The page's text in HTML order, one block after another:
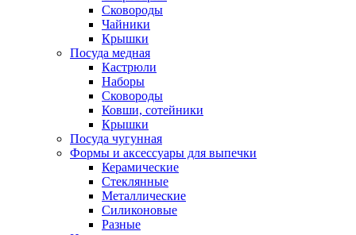
Сковороды
Чайники
Крышки
Посуда медная
Кастрюли
Наборы
Сковороды
Ковши, сотейники
Крышки
Посуда чугунная
Формы и аксессуары для выпечки
Керамические
Стеклянные
Металлические
Силиконовые
Разные